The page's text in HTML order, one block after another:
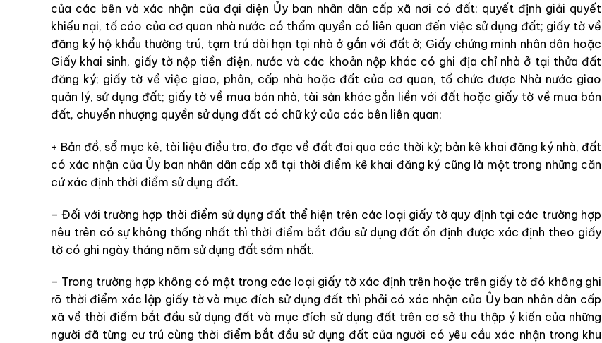
của các bên và xác nhận của đại diện Ủy ban nhân dân cấp xã nơi có đất; quyết định giải quyết
khiếu nại, tố cáo của cơ quan nhà nước có thẩm quyền có liên quan đến việc sử dụng đất; giấy tờ về
đăng ký hộ khẩu thường trú, tạm trú dài hạn tại nhà ở gắn với đất ở; Giấy chứng minh nhân dân hoặc
Giấy khai sinh, giấy tờ nộp tiền điện, nước và các khoản nộp khác có ghi địa chỉ nhà ở tại thửa đất
đăng ký; giấy tờ về việc giao, phân, cấp nhà hoặc đất của cơ quan, tổ chức được Nhà nước giao
quản lý, sử dụng đất; giấy tờ về mua bán nhà, tài sản khác gắn liền với đất hoặc giấy tờ về mua bán
đất, chuyển nhượng quyền sử dụng đất có chữ ký của các bên liên quan;
+ Bản đồ, sổ mục kê, tài liệu điều tra, đo đạc về đất đai qua các thời kỳ; bản kê khai đăng ký nhà, đất
có xác nhận của Ủy ban nhân dân cấp xã tại thời điểm kê khai đăng ký cũng là một trong những căn
cứ xác định thời điểm sử dụng đất.
– Đối với trường hợp thời điểm sử dụng đất thể hiện trên các loại giấy tờ quy định tại các trường hợp
nêu trên có sự không thống nhất thì thời điểm bắt đầu sử dụng đất ổn định được xác định theo giấy
tờ có ghi ngày tháng năm sử dụng đất sớm nhất.
– Trong trường hợp không có một trong các loại giấy tờ xác định trên hoặc trên giấy tờ đó không ghi
rõ thời điểm xác lập giấy tờ và mục đích sử dụng đất thì phải có xác nhận của Ủy ban nhân dân cấp
xã về thời điểm bắt đầu sử dụng đất và mục đích sử dụng đất trên cơ sở thu thập ý kiến của những
người đã từng cư trú cùng thời điểm bắt đầu sử dụng đất của người có yêu cầu xác nhận trong khu